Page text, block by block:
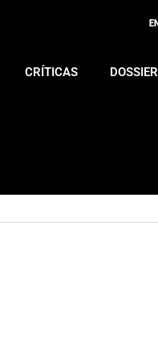
CRÍTICAS DOSSIER